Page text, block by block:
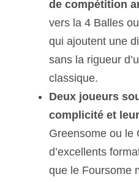
de compétition
vers la 4 Balles
qui ajoutent une
sans la rigueur
classique.
Deux joueurs
complicité et
Greensome ou le
d’excellents
que le Foursome